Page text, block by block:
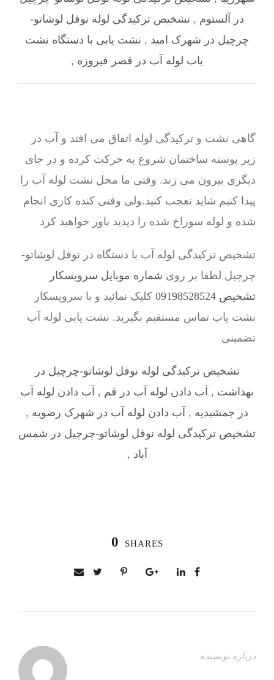
در آلستوم , تشخیص ترکیدگی لوله نوفل لوشاتو-
چرچیل در شهرک امید , نشت یابی با دستگاه نشت
یاب لوله آب در قصر فیروزه ,
گاهی نشت و ترکیدگی لوله اتفاق می افتد و آب در
زیر پوسته ساختمان شروع به حرکت کرده و در جای
دیگری بیرون می زند. وقتی ما محل نشت لوله آب را
پیدا کنیم شاید تعجب کنید.ولی وقتی کنده کاری انجام
شده و لوله سوراخ شده را دیدید باور خواهید کرد
تشخیص ترکیدگی لوله آب با دستگاه در نوفل لوشاتو-
چرچیل لطفا بر روی شماره موبایل سرویسکار
تشخیص 09198528524
کلیک نمائید و با سرویسکار
نشت یاب تماس مستقیم بگیرید. نشت یابی لوله آب
تضمینی
تشخیص ترکیدگی لوله نوفل لوشاتو-چرچیل در
بهداشت , آب دادن لوله آب در قم , آب دادن لوله آب
در جمشیدیه , آب دادن لوله آب در شهرک رضویه ,
تشخیص ترکیدگی لوله نوفل لوشاتو-چرچیل در شمس
آباد ,
0 SHARES
درباره نویسنده